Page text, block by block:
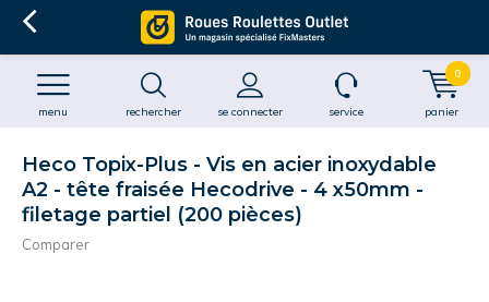
rechercher se connecter
menu service panier
0
Heco Topix-Plus - Vis en acier inoxydable
A2 - tête fraisée Hecodrive - 4 x50mm -
filetage partiel (200 pièces)
Comparer